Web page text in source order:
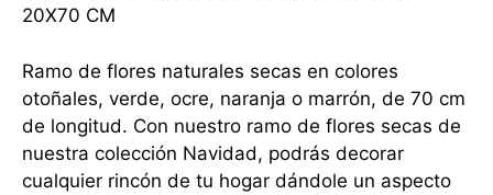
20X70 CM
Ramo de flores naturales secas en colores
otoñales, verde, ocre, naranja o marrón, de 70 cm
de longitud. Con nuestro ramo de flores secas de
nuestra colección Navidad, podrás decorar
cualquier rincón de tu hogar dándole un aspecto